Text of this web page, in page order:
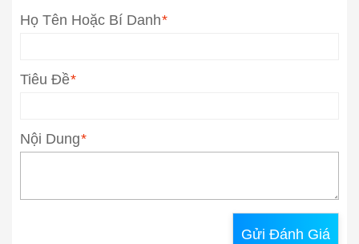
*
Họ Tên Hoặc Bí Danh
*
Tiêu Đề
*
Nội Dung
Gửi Đánh Giá